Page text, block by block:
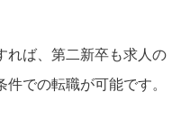
れば、第二新卒も求人の
での転職が可能です。